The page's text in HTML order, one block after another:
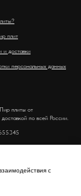
плит
и доставки
персональных данных
плиты от
по всей России.
Люберцы, улица 8
с